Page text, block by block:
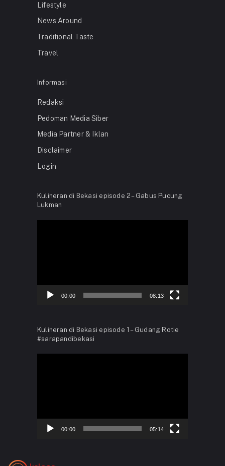
Lifestyle
News Around
Traditional Taste
Travel
Informasi
Redaksi
Pedoman Media Siber
Media Partner & Iklan
Disclaimer
Login
Kulineran di Bekasi episode 2 – Gabus Pucung
Lukman
00:00 08:13
Kulineran di Bekasi episode 1 – Gudang Rotie
#sarapandibekasi
00:00 05:14